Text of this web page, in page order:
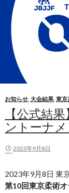
お知らせ, 大会結果, 東京
【公式結
ントーナメ
2023年9月8日
2023年9月8日 東
第10回東京柔術